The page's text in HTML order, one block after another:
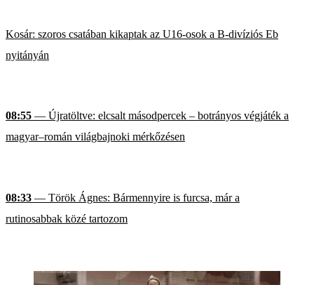
Kosár: szoros csatában kikaptak az U16-osok a B-divíziós Eb
nyitányán
08:55 — Újratöltve: elcsalt másodpercek – botrányos végjáték a
magyar–román világbajnoki mérkőzésen
08:33 — Török Ágnes: Bármennyire is furcsa, már a
rutinosabbak közé tartozom